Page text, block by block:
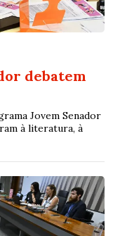
debatem
Jovem Senador
à literatura, à